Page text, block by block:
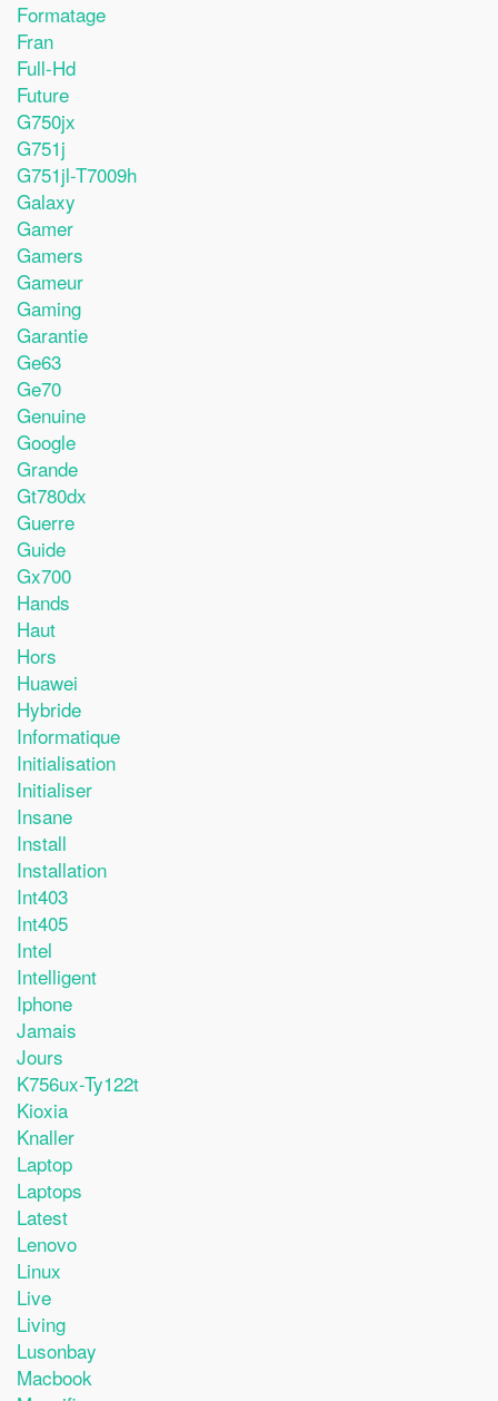
Formatage
Fran
Full-Hd
Future
G750jx
G751j
G751jl-T7009h
Galaxy
Gamer
Gamers
Gameur
Gaming
Garantie
Ge63
Ge70
Genuine
Google
Grande
Gt780dx
Guerre
Guide
Gx700
Hands
Haut
Hors
Huawei
Hybride
Informatique
Initialisation
Initialiser
Insane
Install
Installation
Int403
Int405
Intel
Intelligent
Iphone
Jamais
Jours
K756ux-Ty122t
Kioxia
Knaller
Laptop
Laptops
Latest
Lenovo
Linux
Live
Living
Lusonbay
Macbook